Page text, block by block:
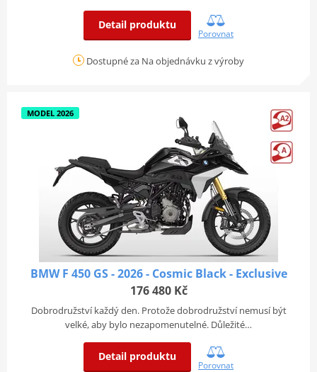
Detail produktu
Porovnat
Dostupné za Na objednávku z výroby
MODEL 2026
BMW F 450 GS - 2026 - Cosmic Black - Exclusive
176 480 Kč
Dobrodružství každý den. Protože dobrodružství nemusí být
velké, aby bylo nezapomenutelné. Důležité…
Detail produktu
Porovnat